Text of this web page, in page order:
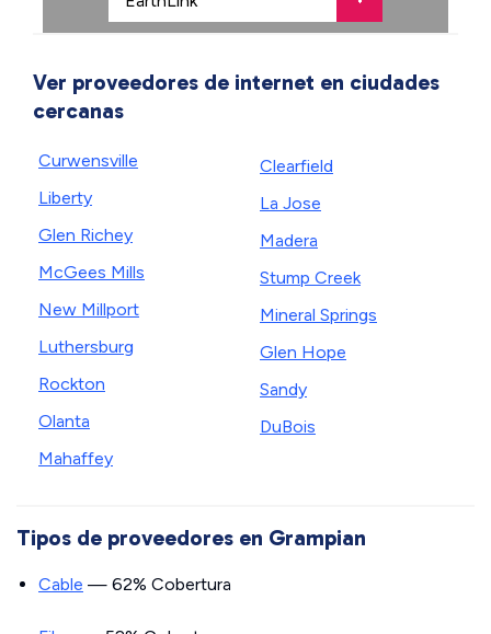
Ver proveedores de internet en ciudades
cercanas
Curwensville
Liberty
Glen Richey
McGees Mills
New Millport
Luthersburg
Rockton
Olanta
Mahaffey
Clearfield
La Jose
Madera
Stump Creek
Mineral Springs
Glen Hope
Sandy
DuBois
Tipos de proveedores en Grampian
Cable — 62% Cobertura